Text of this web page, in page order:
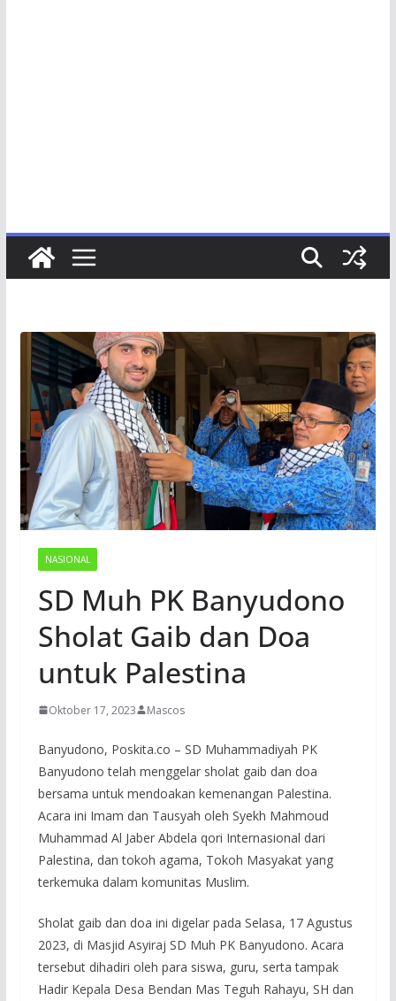
NASIONAL
SD Muh PK Banyudono
Sholat Gaib dan Doa
untuk Palestina
Oktober 17, 2023 Mascos
Banyudono, Poskita.co – SD Muhammadiyah PK
Banyudono telah menggelar sholat gaib dan doa
bersama untuk mendoakan kemenangan Palestina.
Acara ini Imam dan Tausyah oleh Syekh Mahmoud
Muhammad Al Jaber Abdela qori Internasional dari
Palestina, dan tokoh agama, Tokoh Masyakat yang
terkemuka dalam komunitas Muslim.
Sholat gaib dan doa ini digelar pada Selasa, 17 Agustus
2023, di Masjid Asyiraj SD Muh PK Banyudono. Acara
tersebut dihadiri oleh para siswa, guru, serta tampak
Hadir Kepala Desa Bendan Mas Teguh Rahayu, SH dan